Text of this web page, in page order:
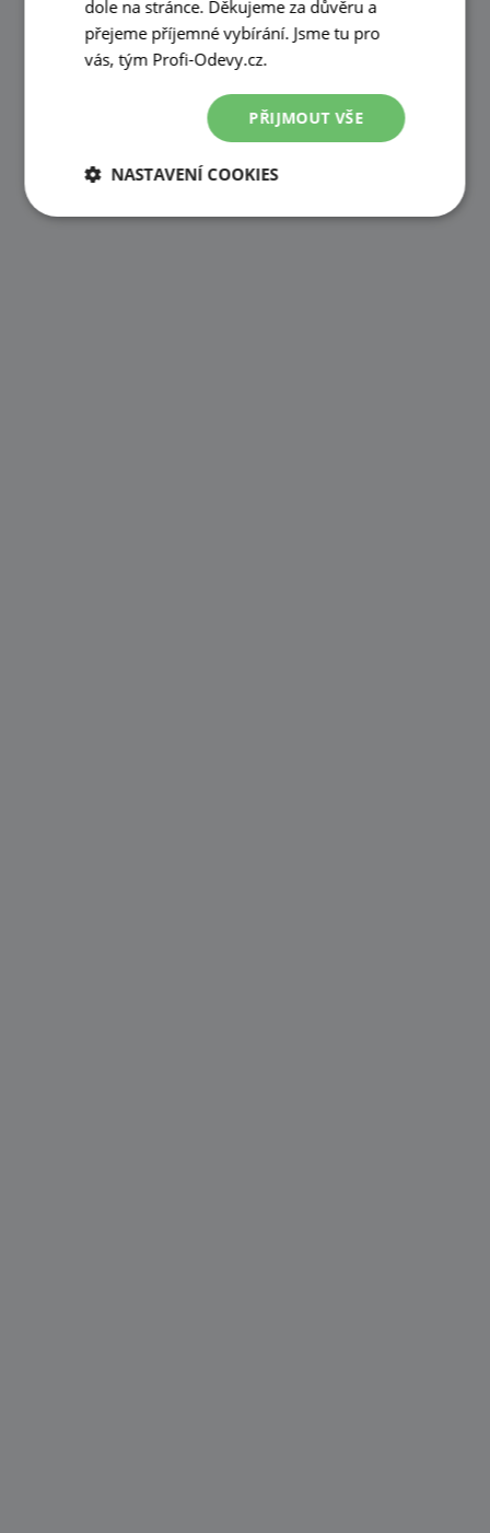
dole na stránce. Děkujeme za důvěru a
přejeme příjemné vybírání. Jsme tu pro
vás, tým Profi-Odevy.cz.
PŘIJMOUT VŠE
NASTAVENÍ COOKIES